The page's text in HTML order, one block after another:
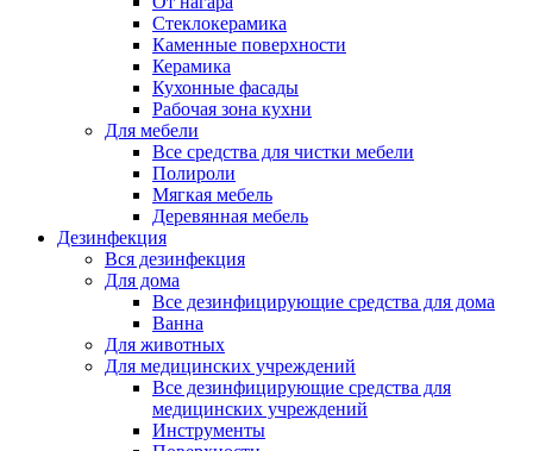
Стеклокерамика
Каменные поверхности
Керамика
Кухонные фасады
Рабочая зона кухни
Для мебели
Все средства для чистки мебели
Полироли
Мягкая мебель
Деревянная мебель
Дезинфекция
Вся дезинфекция
Для дома
Все дезинфицирующие средства для дома
Ванна
Для животных
Для медицинских учреждений
Все дезинфицирующие средства для
медицинских учреждений
Инструменты